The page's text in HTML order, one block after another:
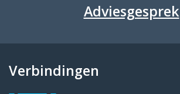
Adviesgesprek
Verbindingen